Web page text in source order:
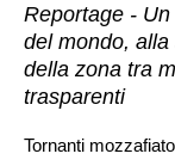
Reportage -
del mondo,
della zona tra
trasparenti
Tornanti